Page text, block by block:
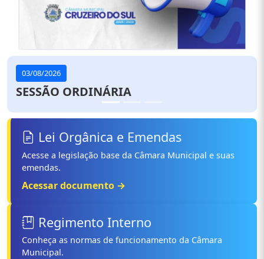
03/08/2026
SESSÃO ORDINÁRIA
Lei Orgânica e Emendas
Acesse a legislação base da Câmara Municipal e suas
emendas.
Acessar documento →
Regimento Interno
Conheça as normas de funcionamento da Câmara
Municipal.